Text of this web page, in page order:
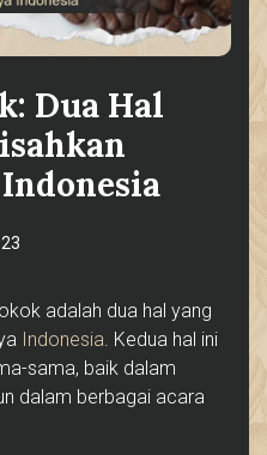
Dua Hal
adalah dua hal yang
Indonesia. Kedua hal ini
sama, baik dalam
dalam berbagai acara